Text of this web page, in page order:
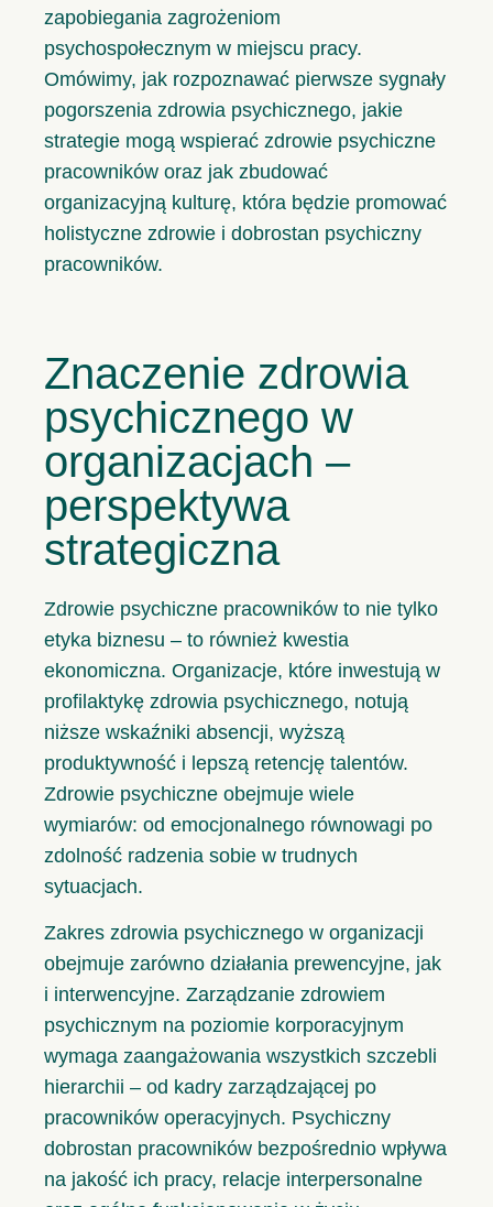
zapobiegania zagrożeniom
psychospołecznym w miejscu pracy.
Omówimy, jak rozpoznawać pierwsze sygnały
pogorszenia zdrowia psychicznego, jakie
strategie mogą wspierać zdrowie psychiczne
pracowników oraz jak zbudować
organizacyjną kulturę, która będzie promować
holistyczne zdrowie i dobrostan psychiczny
pracowników.
Znaczenie zdrowia
psychicznego w
organizacjach –
perspektywa
strategiczna
Zdrowie psychiczne pracowników to nie tylko
etyka biznesu – to również kwestia
ekonomiczna. Organizacje, które inwestują w
profilaktykę zdrowia psychicznego, notują
niższe wskaźniki absencji, wyższą
produktywność i lepszą retencję talentów.
Zdrowie psychiczne obejmuje wiele
wymiarów: od emocjonalnego równowagi po
zdolność radzenia sobie w trudnych
sytuacjach.
Zakres zdrowia psychicznego w organizacji
obejmuje zarówno działania prewencyjne, jak
i interwencyjne. Zarządzanie zdrowiem
psychicznym na poziomie korporacyjnym
wymaga zaangażowania wszystkich szczebli
hierarchii – od kadry zarządzającej po
pracowników operacyjnych. Psychiczny
dobrostan pracowników bezpośrednio wpływa
na jakość ich pracy, relacje interpersonalne